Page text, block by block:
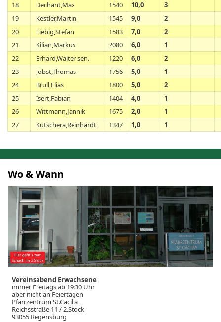
18
Dechant,Max 1540 10,0
3
19
Kestler,Martin 1545 9,0
2
20
Fiebig,Stefan 1583 7,0
2
21
Kilian,Markus 2080 6,0
1
22
Erhard,Walter sen. 1220 6,0
2
23
Jobst,Thomas 1756 5,0
1
24
Brüll,Elias 1800 5,0
2
25
Isert,Fabian 1404 4,0
1
26
Wittmann,Jannik 1675 2,0
1
27
Kutschera,Reinhardt 1347 1,0 1
Wo & Wann
Vereinsabend Erwachsene
immer Freitags ab 19:30 Uhr
aber nicht an Feiertagen
Pfarrzentrum St.Cäcilia
Reichsstraße 11 / 2.Stock
93055 Regensburg